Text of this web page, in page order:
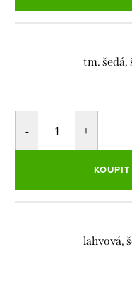
tm. šedá,
KOUPIT
lahvová,